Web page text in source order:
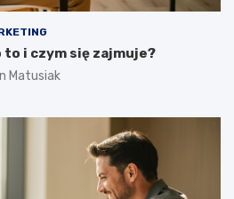
i czym się zajmuje?
Matusiak